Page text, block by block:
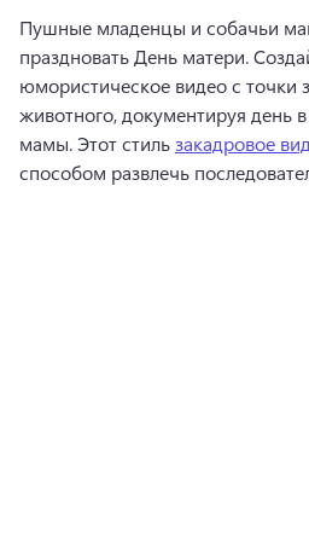
Пушные младенцы и собачьи
праздновать День матери.
юмористическое видео с точки
животного, документируя день
мамы. Этот стиль закадровое